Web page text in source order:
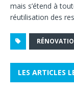
mais s’étend à
réutilisation des
LES ARTICLES